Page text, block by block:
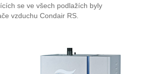
se ve všech podlažích byly
vzduchu Condair RS.